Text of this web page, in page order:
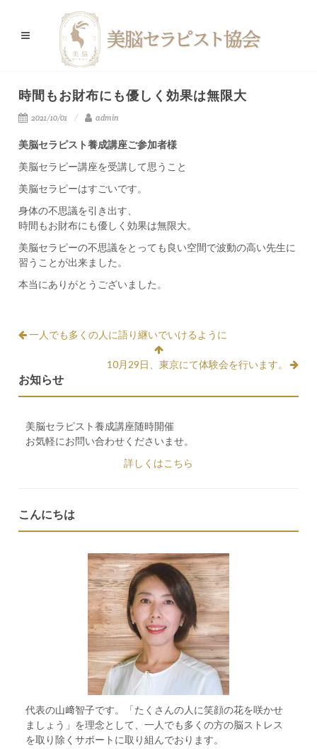
時間もお財布にも優しく効果は無限大
2021/10/01 admin
美脳セラピスト養成講座ご参加者様
美脳セラピー講座を受講して思うこと
美脳セラピーはすごいです。
身体の不思議を引き出す、
時間もお財布にも優しく効果は無限大。
美脳セラピーの不思議をとっても良い空間で波動の高い先生に
習うことが出来ました。
本当にありがとうございました。
一人でも多くの人に語り継いでいけるように
10月29日、東京にて体験会を行います。
お知らせ
美脳セラピスト養成講座随時開催
お気軽にお問い合わせくださいませ。
詳しくはこちら
こんにちは
代表の山﨑智子です。「たくさんの人に笑顔の花を咲かせ
ましょう」を理念として、一人でも多くの方の脳ストレス
を取り除くサポートに取り組んでおります。